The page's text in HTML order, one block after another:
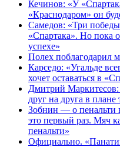
Кечинов: «У
«Краснодаром» он
Самедов: «Три
«Спартака». Но пока
успехе»
Полех поблагодарил
Карседо: «Угальде
хочет оставаться в
Дмитрий
друг на друга в
Зобнин — о пенальти
это первый раз. Мяч
пенальти»
Официально.